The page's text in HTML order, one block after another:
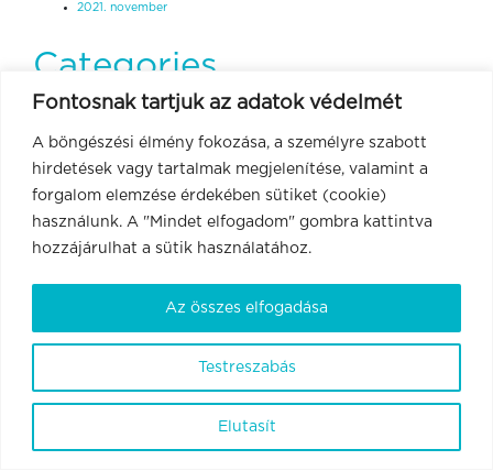
Fontosnak tartjuk az adatok védelmét
A böngészési élmény fokozása, a személyre szabott
hirdetések vagy tartalmak megjelenítése, valamint a
forgalom elemzése érdekében sütiket (cookie)
használunk. A "Mindet elfogadom" gombra kattintva
hozzájárulhat a sütik használatához.
Testreszabás
Elutasít
Az összes elfogadása
2021. november
Categories
Pályázat
Sajtóanyagok